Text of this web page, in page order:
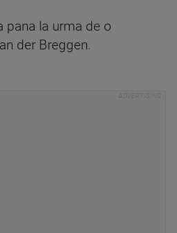
pana la urma de o
der Breggen.